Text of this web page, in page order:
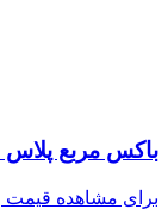
باکس مربع پلاس
برای مشاهده قیمت